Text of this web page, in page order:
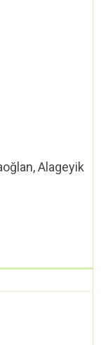
Alageyik